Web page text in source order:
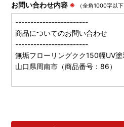
お問い合わせ内容 ※ （全角1000字以下